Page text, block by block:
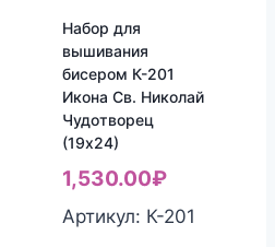
Набор для
вышивания
бисером К-201
Икона Св. Николай
Чудотворец
(19х24)
1,530.00₽
Артикул: К-201